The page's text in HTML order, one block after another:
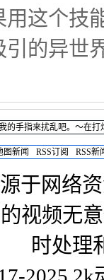
用这个技
的异世
的手指来扰乱吧。～在打
图新闻 RSS订阅 RSS新
于网络
视频无
时处理